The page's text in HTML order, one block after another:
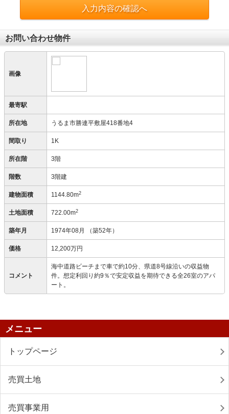
入力内容の確認へ
お問い合わせ物件
画像
最寄駅
所在地 うるま市勝連平敷屋418番地4
間取り 1K
所在階 3階
階数 3階建
建物面積 1144.80m2
土地面積 722.00m2
築年月 1974年08月 （築52年）
価格 12,200万円
コメント
海中道路ビーチまで車で約10分、県道8号線沿いの収益物
件。想定利回り約9％で安定収益を期待できる全26室のアパ
ート。
メニュー
トップページ
売買土地
売買事業用